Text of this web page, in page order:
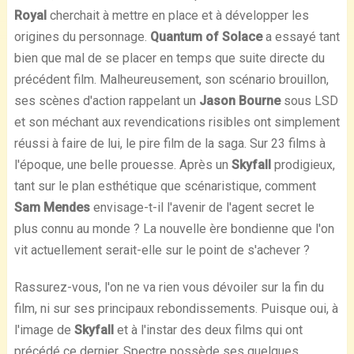
Royal cherchait à mettre en place et à développer les
origines du personnage. Quantum of Solacea essayé tant
bien que mal de se placer en temps que suite directe du
précédent film. Malheureusement, son scénario brouillon,
ses scènes d'action rappelant un Jason Bournesous LSD
et son méchant aux revendications risibles ont simplement
réussi à faire de lui, le pire film de la saga. Sur 23 films à
l'époque, une belle prouesse. Après un Skyfall
prodigieux,
tant sur le plan esthétique que scénaristique, comment
Sam Mendesenvisage-t-il l'avenir de l'agent secret le
plus connu au monde ? La nouvelle ère bondienne que l'on
vit actuellement serait-elle sur le point de s'achever ?
Rassurez-vous, l'on ne va rien vous dévoiler sur la fin du
film, ni sur ses principaux rebondissements. Puisque oui, à
l'image de Skyfall
et à l'instar des deux films qui ont